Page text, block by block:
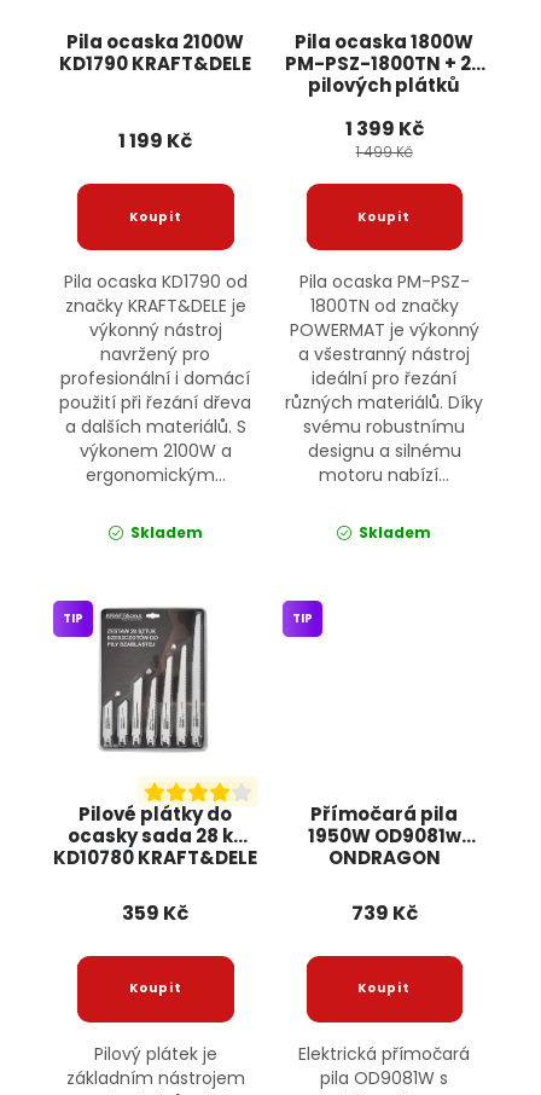
Pila ocaska 2100W
KD1790 KRAFT&DELE
1 199 Kč
Pila ocaska KD1790 od
značky KRAFT&DELE je
výkonný nástroj
navržený pro
profesionální i domácí
použití při řezání dřeva
a dalších materiálů. S
výkonem 2100W a
ergonomickým...
Skladem
Pila ocaska 1800W
PM-PSZ-1800TN + 20
pilových plátků
1 399 Kč
1 499 Kč
Pila ocaska PM-PSZ-
1800TN od značky
POWERMAT je výkonný
a všestranný nástroj
ideální pro řezání
různých materiálů. Díky
svému robustnímu
designu a silnému
motoru nabízí...
Skladem
Pilové plátky do
ocasky sada 28 ks
KD10780 KRAFT&DELE
TIP
359 Kč
Pilový plátek je
základním nástrojem
Přímočará pila
1950W OD9081w
ONDRAGON
TIP
739 Kč
Elektrická přímočará
pila OD9081W s